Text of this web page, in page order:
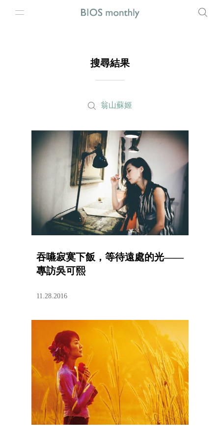
搜尋結果
翁山蘇姬
吞嚥寂寞下飯，等待遠處的光——
專訪吳可熙
11.28.2016